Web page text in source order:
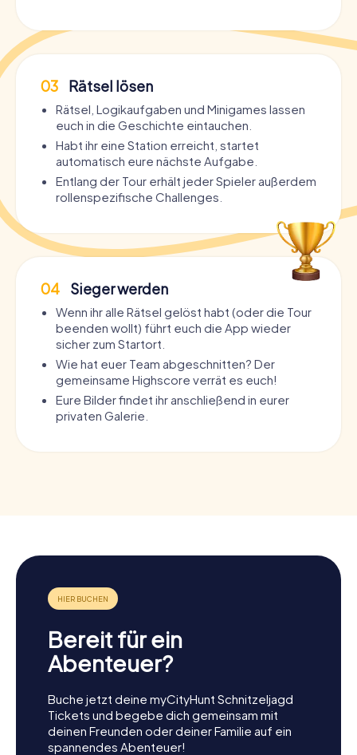
03 Rätsel lösen
Rätsel, Logikaufgaben und Minigames lassen
euch in die Geschichte eintauchen.
Habt ihr eine Station erreicht, startet
automatisch eure nächste Aufgabe.
Entlang der Tour erhält jeder Spieler außerdem
rollenspezifische Challenges.
04 Sieger werden
Wenn ihr alle Rätsel gelöst habt (oder die Tour
beenden wollt) führt euch die App wieder
sicher zum Startort.
Wie hat euer Team abgeschnitten? Der
gemeinsame Highscore verrät es euch!
Eure Bilder findet ihr anschließend in eurer
privaten Galerie.
Bereit für ein
Abenteuer?
Buche jetzt deine myCityHunt Schnitzeljagd
Tickets und begebe dich gemeinsam mit
deinen Freunden oder deiner Familie auf ein
spannendes Abenteuer!